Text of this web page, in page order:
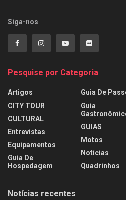
Siga-nos
Pesquise por Categoria
Artigos
CITY TOUR
CULTURAL
Entrevistas
Equipamentos
Guia De
Hospedagem
Guia De
Guia
GUIAS
Motos
Notícias
Quadrinhos
Notícias recentes